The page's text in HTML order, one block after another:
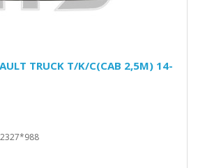
TRUCK T/K/C(CAB 2,5M) 14-